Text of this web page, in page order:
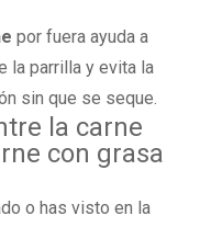
por fuera ayuda a
la parrilla y evita la
sin que se seque.
la carne
con grasa
o has visto en la